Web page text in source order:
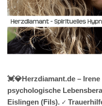
💓️💎Herzdiamant.de –
psychologische
Eislingen (Fils). ✓